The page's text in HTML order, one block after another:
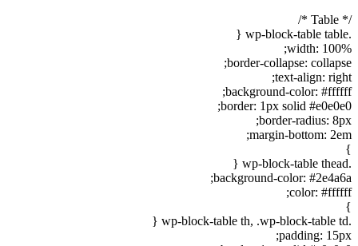
/* Table */
.wp-block-table table {
width: 100%;
border-collapse: collapse;
text-align: right;
background-color: #ffffff;
border: 1px solid #e0e0e0;
border-radius: 8px;
margin-bottom: 2em;
}
.wp-block-table thead {
background-color: #2e4a6a;
color: #ffffff;
}
.wp-block-table th, .wp-block-table td {
padding: 15px;